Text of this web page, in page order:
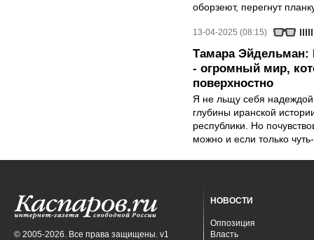
оборзеют, перегнут
13-04-2025 (08:15)
Тамара Эйдельман:
- огромный мир,
поверхностно
Я не льщу себя
глубины иранской
республики. Но
можно и если только
© 2005-2026. Все права защищены. v1
НОВОСТИ
Оппозиция
Власть